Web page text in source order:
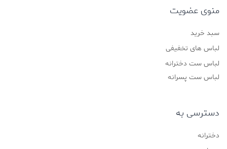
منوی عضویت
سبد خرید
لباس های تخفیفی
لباس ست دخترانه
لباس ست پسرانه
دسترسی به
دخترانه